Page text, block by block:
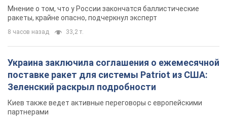
учителей: в результате удара РФ по Киевской
области погибли директор киевского лицея, её
муж и внук
Вечная память жертвам российского террора
7 часов назад 18,2 т.